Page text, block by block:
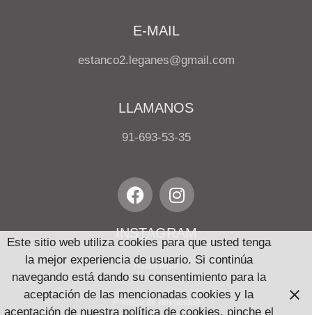
E-MAIL
estanco2.leganes@gmail.com
LLAMANOS
91-693-53-35
INSTAGRAM
Aviso legal
Este sitio web utiliza cookies para que usted tenga
la mejor experiencia de usuario. Si continúa
navegando está dando su consentimiento para la
aceptación de las mencionadas cookies y la
aceptación de nuestra política de cookies, pinche el